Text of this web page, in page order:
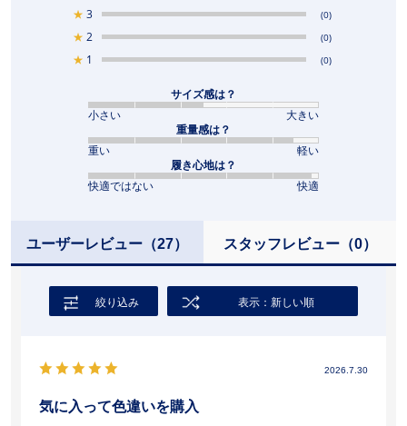
★ 3 (0)
★ 2 (0)
★ 1 (0)
サイズ感は？
小さい
大きい
重量感は？
重い
軽い
履き心地は？
快適ではない
快適
ユーザーレビュー（27） スタッフレビュー（0）
絞り込み 表示：新しい順
2026.7.30
気に入って色違いを購入